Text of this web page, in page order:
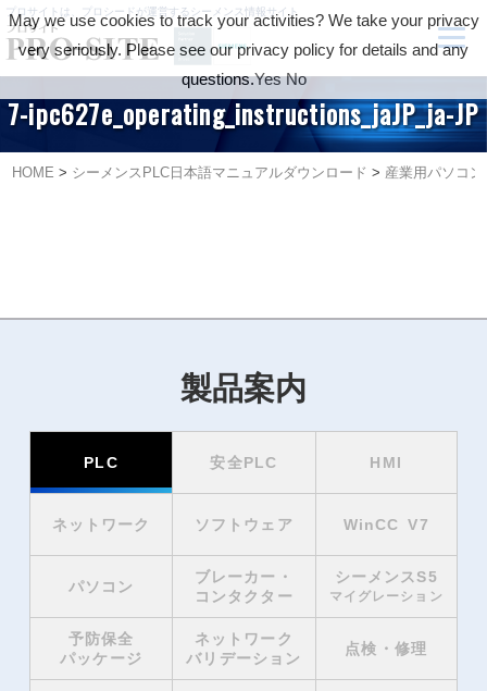
プロサイトは、プロシードが運営するシーメンス情報サイト
7-ipc627e_operating_instructions_jaJP_ja-JP
HOME > シーメンスPLC日本語マニュアルダウンロード > 産業用パソコ
製品案内
PLC 安全PLC HMI
ネットワーク ソフトウェア WinCC V7
パソコン
ブレーカー・
コンタクター
シーメンスS5
マイグレーション
予防保全
パッケージ
ネットワーク
バリデーション
点検・修理
May we use cookies to track your activities? We take your privacy
very seriously. Please see our privacy policy for details and any
questions.Yes No